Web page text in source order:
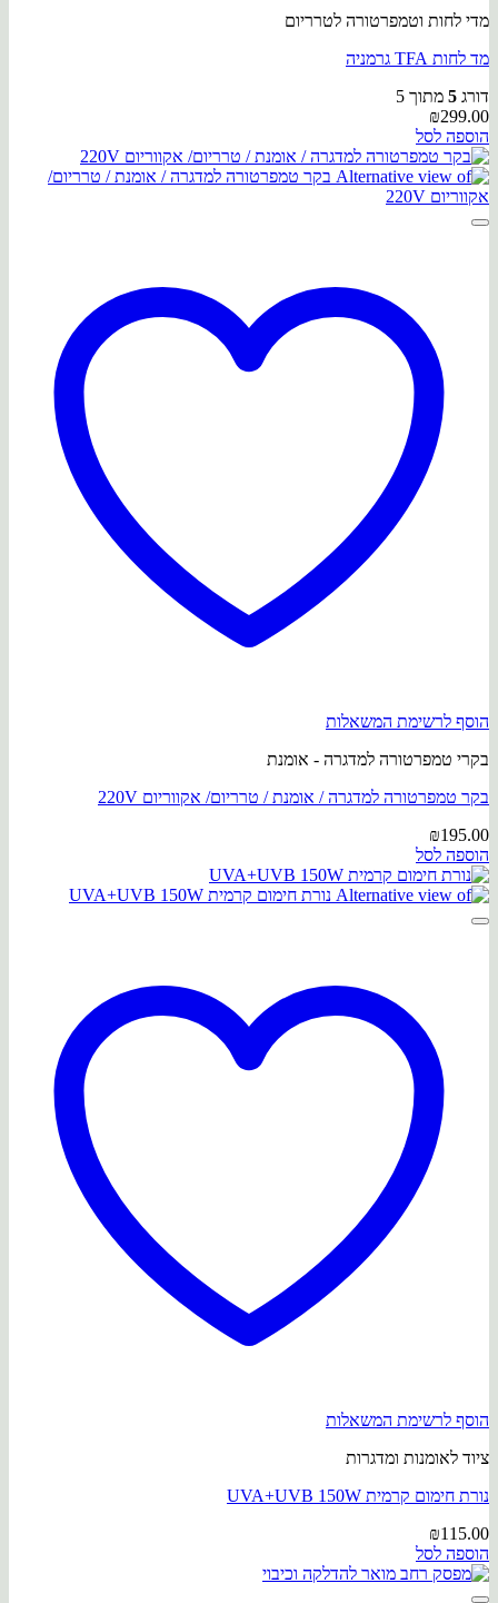
מדי לחות וטמפרטורה לטרריום
מד לחות TFA גרמניה
דורג 5 מתוך 5
₪299.00
הוספה לסל
הוסף לרשימת המשאלות
בקרי טמפרטורה למדגרה - אומנת
בקר טמפרטורה למדגרה / אומנת / טרריום/ אקווריום 220V
₪195.00
הוספה לסל
הוסף לרשימת המשאלות
ציוד לאומנות ומדגרות
נורת חימום קרמית UVA+UVB 150W
₪115.00
הוספה לסל